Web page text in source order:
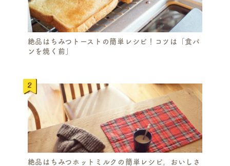
絶品はちみつトーストの簡単レシピ！コツは「食パ
ンを焼く前」
絶品はちみつホットミルクの簡単レシピ。おいしさ